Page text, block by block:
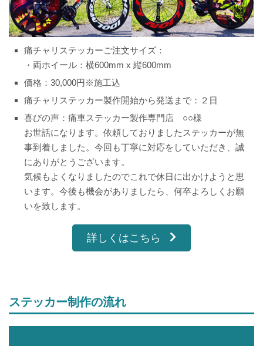
痛チャリステッカーご注文サイズ：
・両ホイール：横600mm x 縦600mm
価格：30,000円※施工込
痛チャリステッカー製作開始から発送まで：２日
喜びの声：痛車ステッカー製作専門店 ○○様
お世話になります。依頼しておりましたステッカーが無
事到着しました。今回も丁寧に対応をしていただき、誠
にありがとうございます。
気候もよくなりましたのでこれで休日に出かけようと思
います。今後も機会がありましたら、何卒よろしくお願
いを致します。
詳しくはこちら
ステッカー制作の流れ